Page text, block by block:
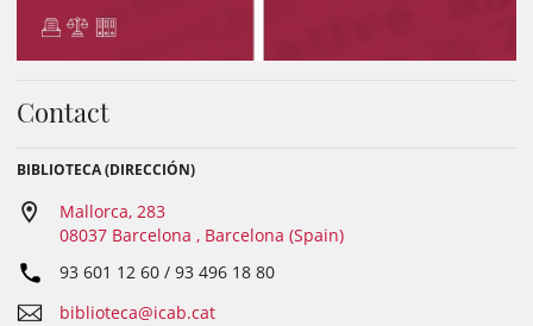
Contact
BIBLIOTECA (DIRECCIÓN)
Mallorca, 283
08037 Barcelona , Barcelona (Spain)
93 601 12 60 / 93 496 18 80
biblioteca@icab.cat